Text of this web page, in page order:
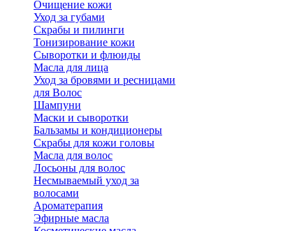
Очищение кожи
Уход за губами
Скрабы и пилинги
Тонизирование кожи
Сыворотки и флюиды
Масла для лица
Уход за бровями и ресницами
для Волос
Шампуни
Маски и сыворотки
Бальзамы и кондиционеры
Скрабы для кожи головы
Масла для волос
Лосьоны для волос
Несмываемый уход за
волосами
Ароматерапия
Эфирные масла